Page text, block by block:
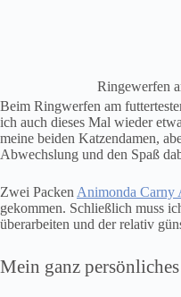
Ringewerfen
Beim Ringwerfen am
ich auch dieses Mal wieder
meine beiden Katzendamen,
Abwechslung und den Spaß
Zwei Packen Animonda Carny
gekommen. Schließlich muss
überarbeiten und der relativ
Mein ganz